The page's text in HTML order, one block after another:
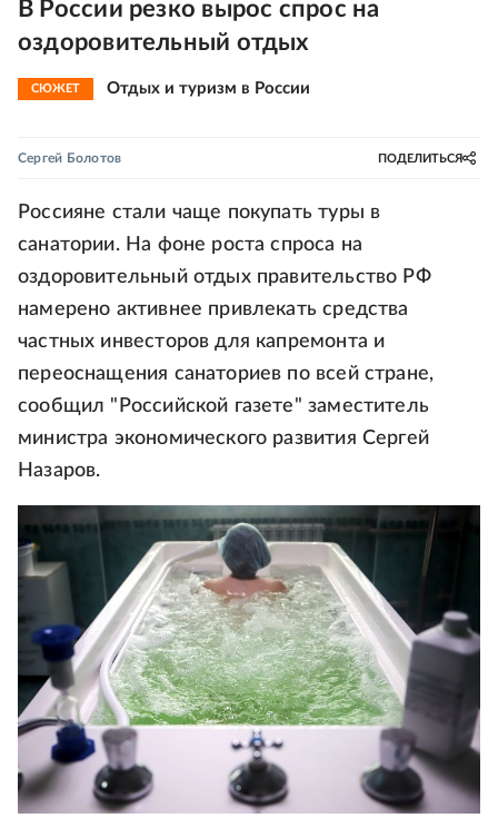
В России резко вырос спрос на
оздоровительный отдых
СЮЖЕТ Отдых и туризм в России
Сергей Болотов ПОДЕЛИТЬСЯ
Россияне стали чаще покупать туры в
санатории. На фоне роста спроса на
оздоровительный отдых правительство РФ
намерено активнее привлекать средства
частных инвесторов для капремонта и
переоснащения санаториев по всей стране,
сообщил "Российской газете" заместитель
министра экономического развития Сергей
Назаров.